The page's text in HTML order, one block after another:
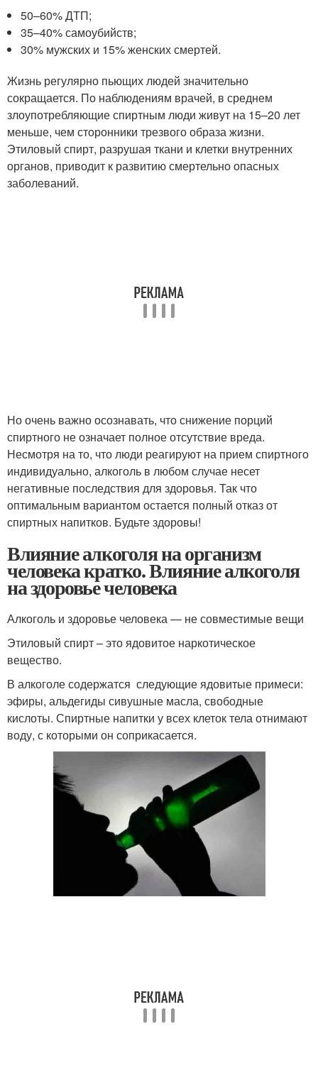
50–60% ДТП;
35–40% самоубийств;
30% мужских и 15% женских смертей.
Жизнь регулярно пьющих людей значительно
сокращается. По наблюдениям врачей, в среднем
злоупотребляющие спиртным люди живут на 15–20 лет
меньше, чем сторонники трезвого образа жизни.
Этиловый спирт, разрушая ткани и клетки внутренних
органов, приводит к развитию смертельно опасных
заболеваний.
Но очень важно осознавать, что снижение порций
спиртного не означает полное отсутствие вреда.
Несмотря на то, что люди реагируют на прием спиртного
индивидуально, алкоголь в любом случае несет
негативные последствия для здоровья. Так что
оптимальным вариантом остается полный отказ от
спиртных напитков. Будьте здоровы!
Влияние алкоголя на организм
человека кратко. Влияние алкоголя
на здоровье человека
Алкоголь и здоровье человека — не совместимые вещи
Этиловый спирт – это ядовитое наркотическое
вещество.
В алкоголе содержатся следующие ядовитые примеси:
эфиры, альдегиды сивушные масла, свободные
кислоты. Спиртные напитки у всех клеток тела отнимают
воду, с которыми он соприкасается.